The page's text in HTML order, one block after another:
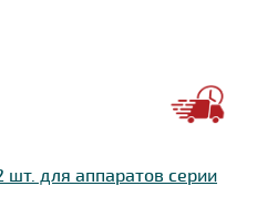
шт. для аппаратов серии